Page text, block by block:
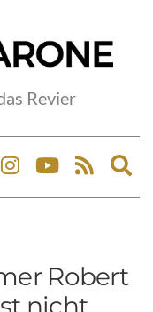
Revier
Robert